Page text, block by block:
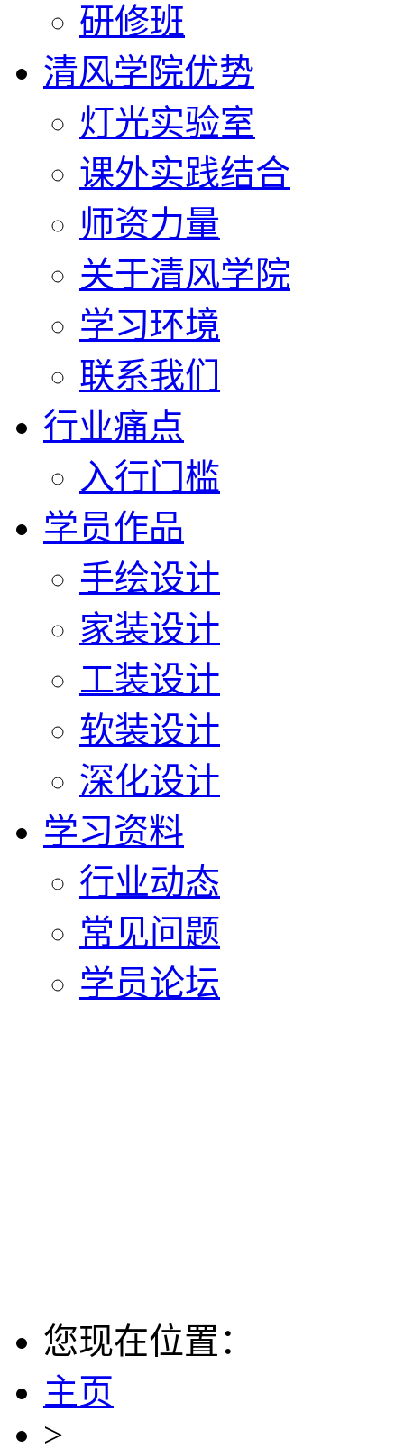
研修班
清风学院优势
灯光实验室
课外实践结合
师资力量
关于清风学院
学习环境
联系我们
行业痛点
入行门槛
学员作品
手绘设计
家装设计
工装设计
软装设计
深化设计
学习资料
行业动态
常见问题
学员论坛
您现在位置：
主页
>